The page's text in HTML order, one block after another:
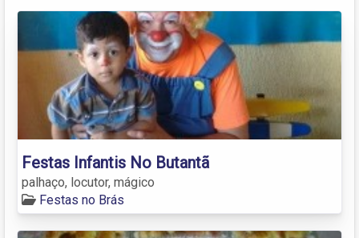
Festas Infantis No Butantã
palhaço, locutor, mágico
Festas no Brás